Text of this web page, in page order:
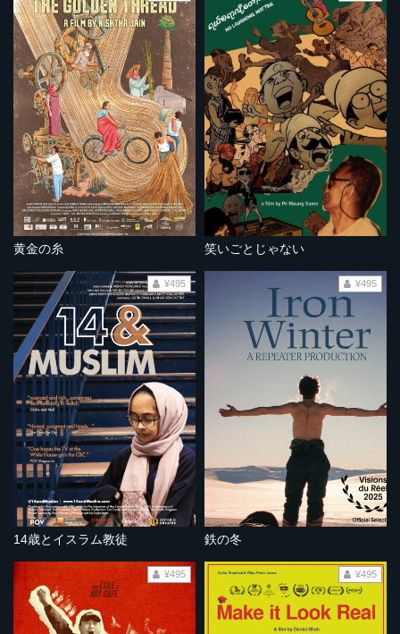
黄金の糸 笑いごとじゃない
14歳とイスラム教徒
¥495
鉄の冬
¥495
¥495 ¥495